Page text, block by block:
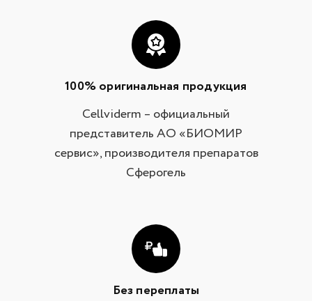
100% оригинальная продукция
Cellviderm – официальный
представитель АО «БИОМИР
сервис», производителя препаратов
Сферогель
Без переплаты